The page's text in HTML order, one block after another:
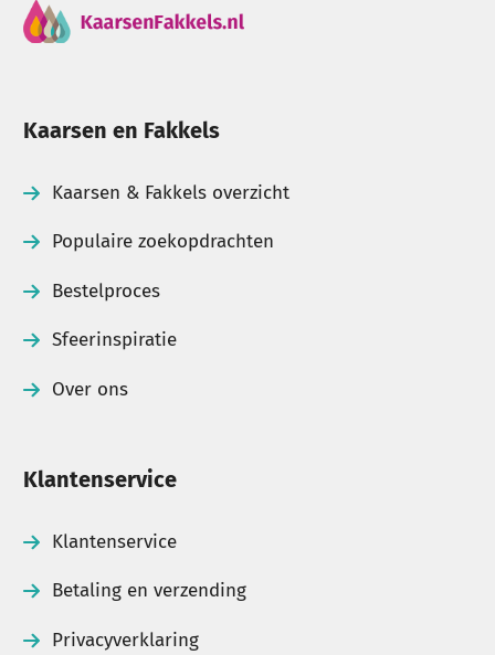
Kaarsen en Fakkels
Kaarsen & Fakkels overzicht
Populaire zoekopdrachten
Bestelproces
Sfeerinspiratie
Over ons
Klantenservice
Klantenservice
Betaling en verzending
Privacyverklaring